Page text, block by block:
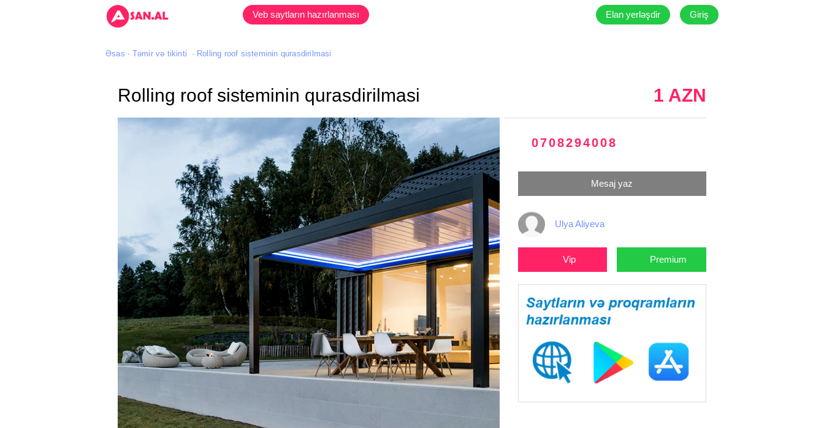
Elan yerləşdir Giriş
Veb saytların hazırlanması
Əsas Təmir və tikinti Rolling roof sisteminin qurasdirilmasi
Rolling roof sisteminin qurasdirilmasi 1 AZN
0708294008
Mesaj yaz
Ulya Aliyeva
Vip Premium